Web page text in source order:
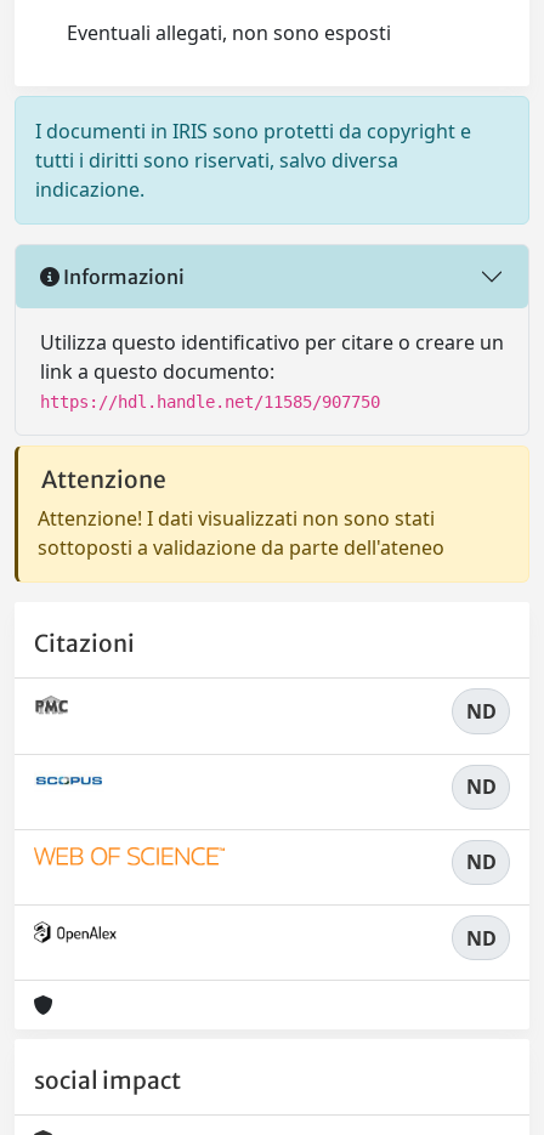
Eventuali allegati, non sono esposti
I documenti in IRIS sono protetti da copyright e
tutti i diritti sono riservati, salvo diversa
indicazione.
Informazioni
Utilizza questo identificativo per citare o creare un
link a questo documento:
https://hdl.handle.net/11585/907750
Attenzione
Attenzione! I dati visualizzati non sono stati
sottoposti a validazione da parte dell'ateneo
Citazioni
ND
ND
ND
ND
social impact